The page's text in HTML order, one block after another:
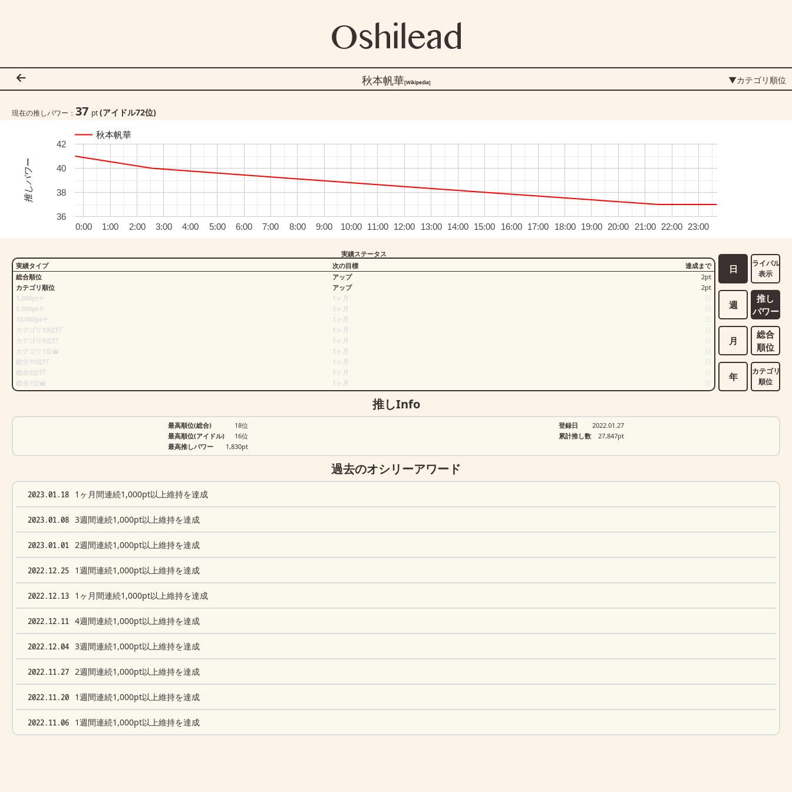
Oshilead
秋本帆華[Wikipedia] ▼カテゴリ順位
現在の推しパワー： 37 pt(アイドル72位)
秋本帆華
0:00 2:00 4:00 6:00 8:00 10:00 12:00 14:00 16:00 18:00 20:00 22:00
1:00 3:00 5:00 7:00 9:00 11:00 13:00 15:00 17:00 19:00 21:00 23:00
36
38
40
42
推しパワー
実績ステータス
実績タイプ
次の目標
達成まで
総合順位
アップ 2pt
カテゴリ順位
アップ 2pt
1,000pt
1ヶ月
日
5,000pt
1ヶ月
日
10,000pt
1ヶ月
日
カテゴリ10位
1ヶ月
日
カテゴリ5位
1ヶ月
日
カテゴリ1位
1ヶ月
日
総合10位
1ヶ月
日
総合5位
1ヶ月
日
総合1位
1ヶ月 日
日
週
月
年
ライバル
表示
推し
パワー
総合
順位
カテゴリ
順位
推しInfo
最高順位(総合)
18位
最高順位(アイドル)
16位
最高推しパワー
1,830pt
登録日
2022.01.27
累計推し数
27,847pt
過去のオシリーアワード
2023.01.18 1ヶ月間連続1,000pt以上維持を達成
2023.01.08 3週間連続1,000pt以上維持を達成
2023.01.01 2週間連続1,000pt以上維持を達成
2022.12.25 1週間連続1,000pt以上維持を達成
2022.12.13 1ヶ月間連続1,000pt以上維持を達成
2022.12.11 4週間連続1,000pt以上維持を達成
2022.12.04 3週間連続1,000pt以上維持を達成
2022.11.27 2週間連続1,000pt以上維持を達成
2022.11.20 1週間連続1,000pt以上維持を達成
2022.11.06 1週間連続1,000pt以上維持を達成